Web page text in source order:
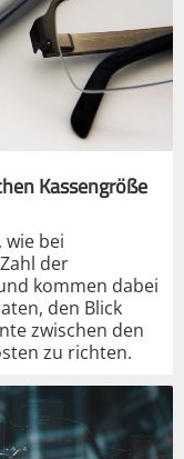
Kassengröße
bei
der
kommen dabei
den Blick
zwischen den
zu richten.